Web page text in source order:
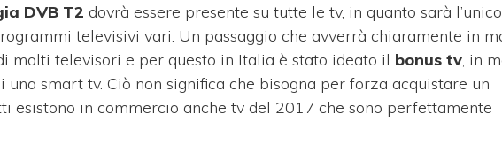
DVB T2 dovrà essere presente su tutte le tv, in quanto sarà l’unico
televisivi vari. Un passaggio che avverrà chiaramente in
molti televisori e per questo in Italia è stato ideato il bonus tv , in
una smart tv. Ciò non significa che bisogna per forza acquistare un
esistono in commercio anche tv del 2017 che sono perfettamente